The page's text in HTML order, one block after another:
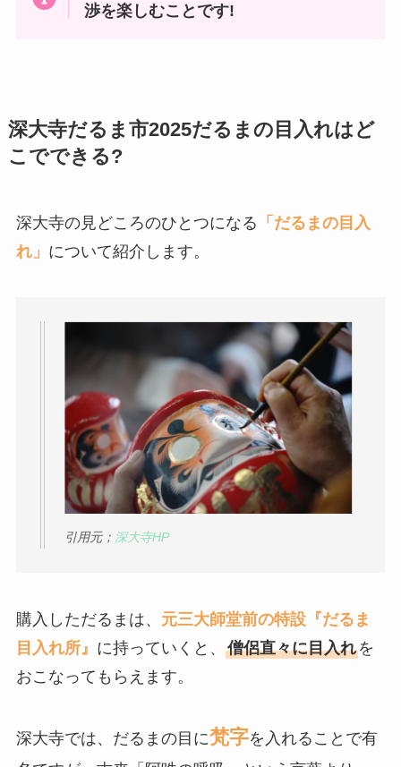
渉を楽しむことです!
深大寺だるま市2025だるまの目入れはど
こでできる?
深大寺の見どころのひとつになる 「だるまの目入
れ」 について紹介します。
引用元； 深大寺HP
購入しただるまは、 元三大師堂前の特設『だるま
目入れ所』 に持っていくと、 僧侶直々に目入れを
おこなってもらえます。
深大寺では、だるまの目に梵字を入れることで有